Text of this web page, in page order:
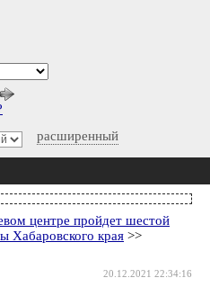
расширенный
центре пройдет шестой
Хабаровского края >>
20.12.2021 22:34:16